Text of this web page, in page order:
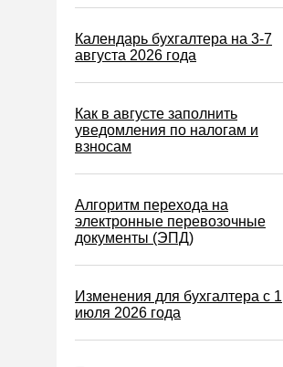
Возврат и зачет налогов
Налоговые проверки
Ответственность
Статистика
Онлайн-кассы ККТ ККМ
Управленческий учет
Анализ хозяйственной
Календарь бухгалтера на 3-7
августа 2026 года
Как в августе заполнить
уведомления по налогам и
взносам
Алгоритм перехода на
электронные перевозочные
документы (ЭПД)
Изменения для бухгалтера с 1
июля 2026 года